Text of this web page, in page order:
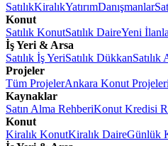
SatılıkKiralıkYatırımDanışmanlarSat
Konut
Satılık KonutSatılık DaireYeni
İş Yeri & Arsa
Satılık İş YeriSatılık DükkanSatılık
Projeler
Tüm ProjelerAnkara Konut Projeleri
Kaynaklar
Satın Alma RehberiKonut Kredisi
Konut
Kiralık KonutKiralık DaireGünlük